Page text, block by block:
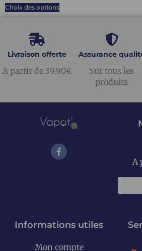
Choix des options
Livraison offerte
A partir de 39.90€
Assurance
Sur tous les
produits
A
Informations utiles
Mon compte